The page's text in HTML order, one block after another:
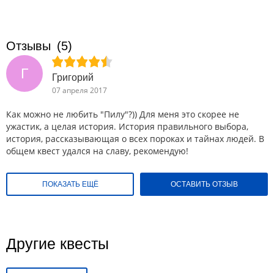
Отзывы (5)
Г
Григорий
07 апреля 2017
Как можно не любить "Пилу"?)) Для меня это скорее не
ужастик, а целая история. История правильного выбора,
история, рассказывающая о всех пороках и тайнах людей. В
общем квест удался на славу, рекомендую!
ПОКАЗАТЬ ЕЩЁ ОСТАВИТЬ ОТЗЫВ
Другие квесты